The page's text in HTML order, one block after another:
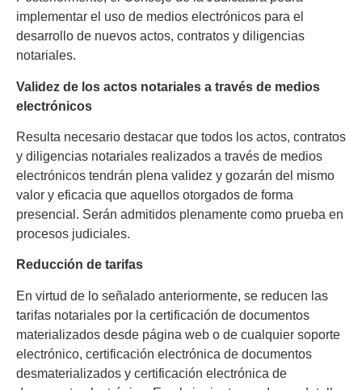
implementar el uso de medios electrónicos para el
desarrollo de nuevos actos, contratos y diligencias
notariales.
Validez de los actos notariales a través de medios
electrónicos
Resulta necesario destacar que todos los actos, contratos
y diligencias notariales realizados a través de medios
electrónicos tendrán plena validez y gozarán del mismo
valor y eficacia que aquellos otorgados de forma
presencial. Serán admitidos plenamente como prueba en
procesos judiciales.
Reducción de tarifas
En virtud de lo señalado anteriormente, se reducen las
tarifas notariales por la certificación de documentos
materializados desde página web o de cualquier soporte
electrónico, certificación electrónica de documentos
desmaterializados y certificación electrónica de